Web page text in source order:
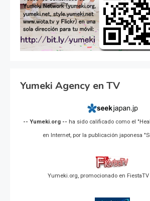
Yumeki Agency en TV
-- Yumeki.org -- ha sido calificado como el
en Internet, por la publicación japonesa
Yumeki.org, promocionado en FiestaTV